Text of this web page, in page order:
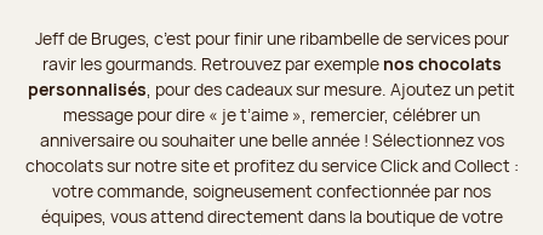
Jeff de Bruges, c’est pour finir une ribambelle de services pour
ravir les gourmands. Retrouvez par exemple nos chocolats
personnalisés , pour des cadeaux sur mesure. Ajoutez un petit
message pour dire « je t’aime », remercier, célébrer un
anniversaire ou souhaiter une belle année ! Sélectionnez vos
chocolats sur notre site et profitez du service Click and Collect :
votre commande, soigneusement confectionnée par nos
équipes, vous attend directement dans la boutique de votre